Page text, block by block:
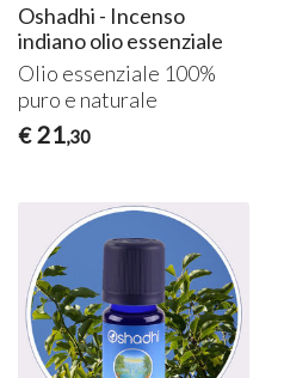
Oshadhi - Incenso
indiano olio essenziale
Olio essenziale 100%
puro e naturale
€ 21,30